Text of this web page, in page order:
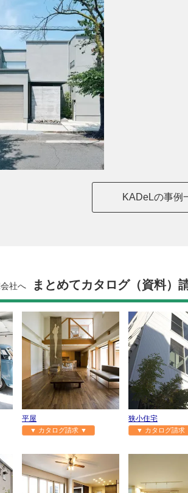
KADeLの事例
社へ まとめてカタログ（資料）
平屋
▼ カタログ請求 ▼
狭小住宅
▼ カタログ請